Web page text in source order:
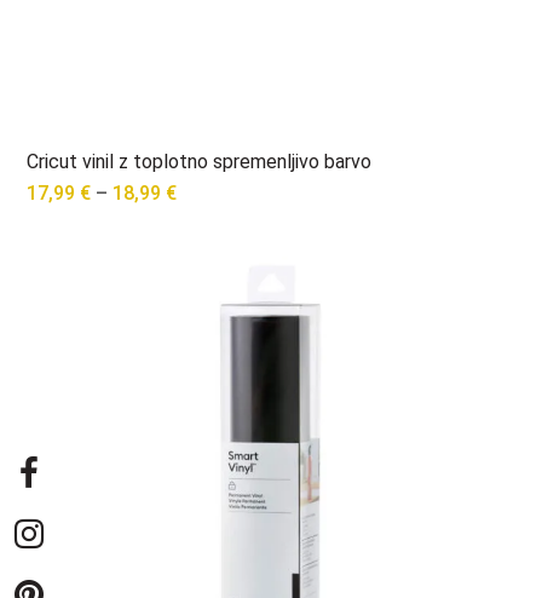
Cricut vinil z toplotno spremenljivo barvo
17,99 € – 18,99 €Price
18,99 €